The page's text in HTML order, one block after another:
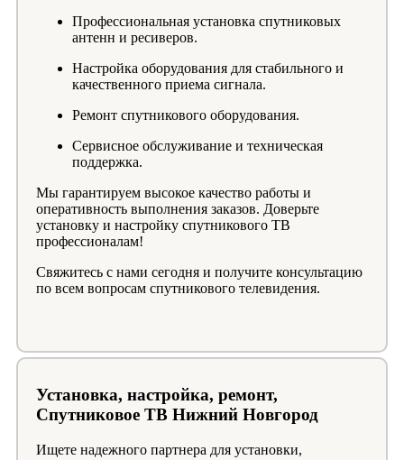
Профессиональная установка спутниковых
антенн и ресиверов.
Настройка оборудования для стабильного и
качественного приема сигнала.
Ремонт спутникового оборудования.
Сервисное обслуживание и техническая
поддержка.
Мы гарантируем высокое качество работы и
оперативность выполнения заказов. Доверьте
установку и настройку спутникового ТВ
профессионалам!
Свяжитесь с нами сегодня и получите консультацию
по всем вопросам спутникового телевидения.
Установка, настройка, ремонт,
Спутниковое ТВ Нижний Новгород
Ищете надежного партнера для установки,